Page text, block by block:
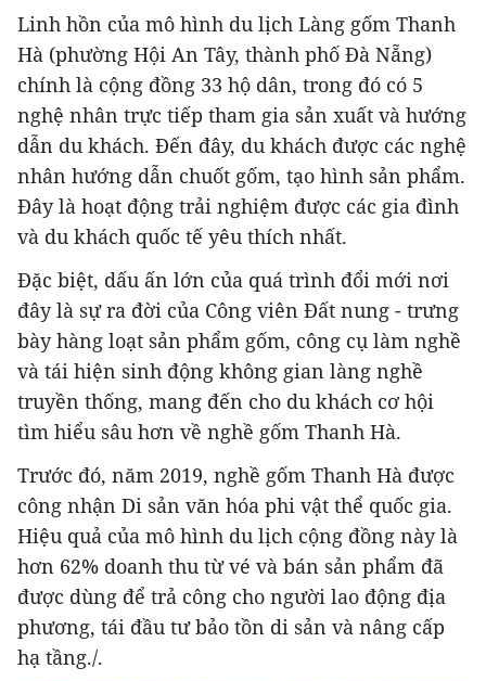
Linh hồn của mô hình du lịch Làng gốm Thanh
Hà (phường Hội An Tây, thành phố Đà Nẵng)
chính là cộng đồng 33 hộ dân, trong đó có 5
nghệ nhân trực tiếp tham gia sản xuất và hướng
dẫn du khách. Đến đây, du khách được các nghệ
nhân hướng dẫn chuốt gốm, tạo hình sản phẩm.
Đây là hoạt động trải nghiệm được các gia đình
và du khách quốc tế yêu thích nhất.
Đặc biệt, dấu ấn lớn của quá trình đổi mới nơi
đây là sự ra đời của Công viên Đất nung - trưng
bày hàng loạt sản phẩm gốm, công cụ làm nghề
và tái hiện sinh động không gian làng nghề
truyền thống, mang đến cho du khách cơ hội
tìm hiểu sâu hơn về nghề gốm Thanh Hà.
Trước đó, năm 2019, nghề gốm Thanh Hà được
công nhận Di sản văn hóa phi vật thể quốc gia.
Hiệu quả của mô hình du lịch cộng đồng này là
hơn 62% doanh thu từ vé và bán sản phẩm đã
được dùng để trả công cho người lao động địa
phương, tái đầu tư bảo tồn di sản và nâng cấp
hạ tầng./.